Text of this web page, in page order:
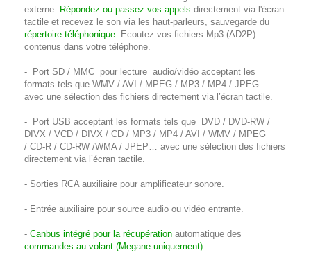
externe. Répondez ou passez vos appels directement via l'écran
tactile et recevez le son via les haut-parleurs, sauvegarde du
répertoire téléphonique. Ecoutez vos fichiers Mp3 (AD2P)
contenus dans votre téléphone.
- Port SD / MMC pour lecture audio/vidéo acceptant les
formats tels que WMV / AVI / MPEG / MP3 / MP4 / JPEG…
avec une sélection des fichiers directement via l’écran tactile.
- Port USB acceptant les formats tels que DVD / DVD-RW /
DIVX / VCD / DIVX / CD / MP3 / MP4 / AVI / WMV / MPEG
/ CD-R / CD-RW /WMA / JPEP… avec une sélection des fichiers
directement via l’écran tactile.
- Sorties RCA auxiliaire pour amplificateur sonore.
- Entrée auxiliaire pour source audio ou vidéo entrante.
- Canbus intégré pour la récupération automatique des
commandes au volant (Megane uniquement)